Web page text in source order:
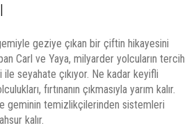
geziye çıkan bir çiftin hikayesini
Carl ve Yaya, milyarder yolcuların tercih
seyahate çıkıyor. Ne kadar keyifli
fırtınanın çıkmasıyla yarım kalır.
geminin temizlikçilerinden sistemleri
kalır.